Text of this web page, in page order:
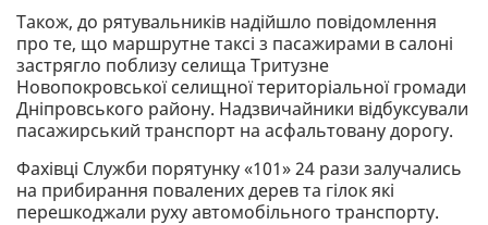
Також, до рятувальників надійшло повідомлення
про те, що маршрутне таксі з пасажирами в салоні
застрягло поблизу селища Тритузне
Новопокровської селищної територіальної громади
Дніпровського району. Надзвичайники відбуксували
пасажирський транспорт на асфальтовану дорогу.
Фахівці Служби порятунку «101» 24 рази залучались
на прибирання повалених дерев та гілок які
перешкоджали руху автомобільного транспорту.